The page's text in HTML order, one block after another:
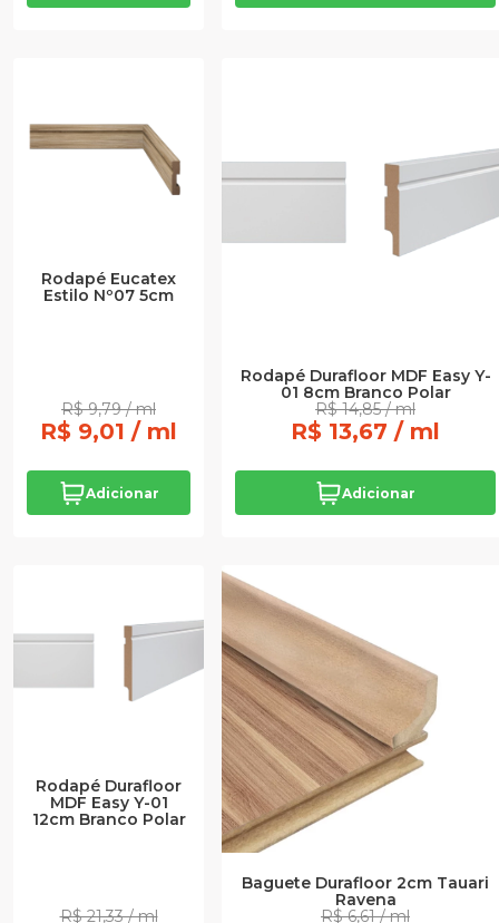
Rodapé Eucatex
Estilo Nº07 5cm
R$ 9,79 / ml
R$ 9,01 / ml
Adicionar
Rodapé Durafloor MDF Easy Y-
01 8cm Branco Polar
R$ 14,85 / ml
R$ 13,67 / ml
Adicionar
Rodapé Durafloor
MDF Easy Y-01
12cm Branco Polar
R$ 21,33 / ml
Baguete Durafloor 2cm Tauari
Ravena
R$ 6,61 / ml